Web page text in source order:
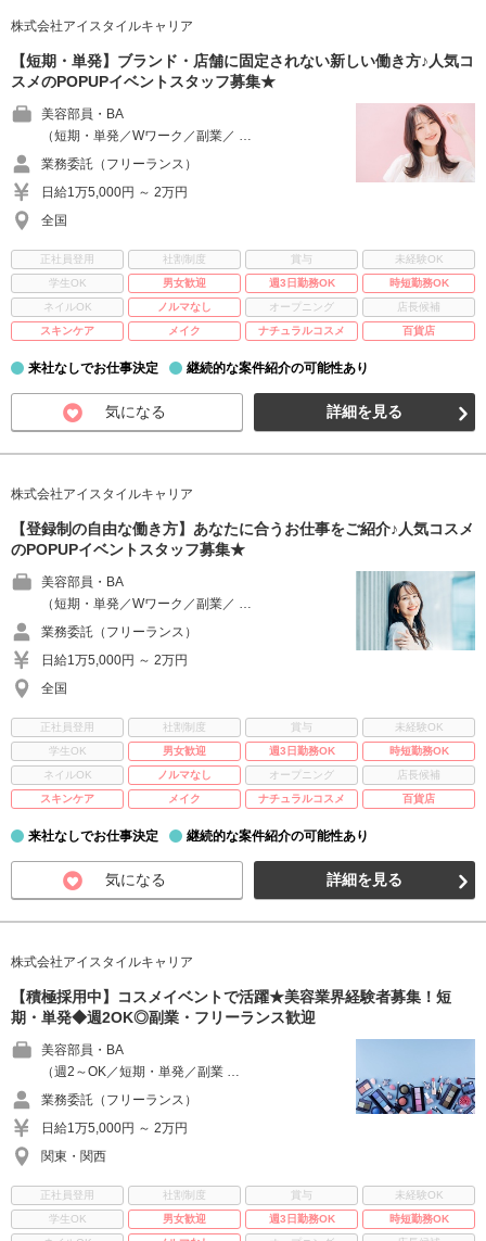
株式会社アイスタイルキャリア
【短期・単発】ブランド・店舗に固定されない新しい働き方♪人気コ
スメのPOPUPイベントスタッフ募集★
美容部員・BA
（短期・単発／Wワーク／副業／ …
業務委託（フリーランス）
日給1万5,000円 ～ 2万円
全国
正社員登用 社割制度 賞与
未経験OK
学生OK
男女歓迎 週3日勤務OK
時短勤務OK
ネイルOK
ノルマなし オープニング
店長候補
スキンケア
メイク ナチュラルコスメ 百貨店
来社なしでお仕事決定 継続的な案件紹介の可能性あり
気になる 詳細を見る
株式会社アイスタイルキャリア
【登録制の自由な働き方】あなたに合うお仕事をご紹介♪人気コスメ
のPOPUPイベントスタッフ募集★
美容部員・BA
（短期・単発／Wワーク／副業／ …
業務委託（フリーランス）
日給1万5,000円 ～ 2万円
全国
正社員登用 社割制度 賞与
未経験OK
学生OK
男女歓迎 週3日勤務OK
時短勤務OK
ネイルOK
ノルマなし オープニング
店長候補
スキンケア
メイク ナチュラルコスメ 百貨店
来社なしでお仕事決定 継続的な案件紹介の可能性あり
気になる 詳細を見る
株式会社アイスタイルキャリア
【積極採用中】コスメイベントで活躍★美容業界経験者募集！短
期・単発◆週2OK◎副業・フリーランス歓迎
美容部員・BA
（週2～OK／短期・単発／副業 …
業務委託（フリーランス）
日給1万5,000円 ～ 2万円
関東・関西
正社員登用 社割制度 賞与
未経験OK
学生OK
男女歓迎 週3日勤務OK
時短勤務OK